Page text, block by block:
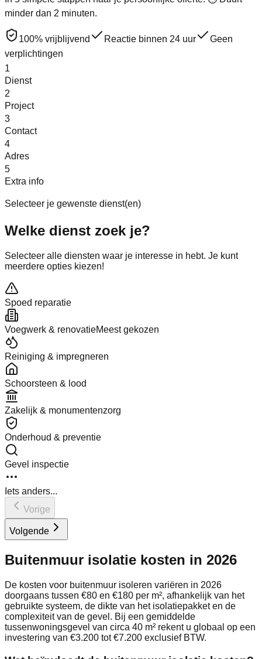
minder dan 2 minuten.
100% vrijblijvend Reactie binnen 24 uur
Geen
verplichtingen
1
Dienst
2
Project
3
Contact
4
Adres
5
Extra info
Selecteer je gewenste dienst(en)
Welke dienst zoek je?
Selecteer alle diensten waar je interesse in hebt. Je kunt
meerdere opties kiezen!
Spoed reparatie
Voegwerk & renovatieMeest gekozen
Reiniging & impregneren
Schoorsteen & lood
Zakelijk & monumentenzorg
Onderhoud & preventie
Gevel inspectie
Iets anders...
Vorige
Volgende
Buitenmuur isolatie kosten in 2026
De kosten voor buitenmuur isoleren variëren in 2026
doorgaans tussen €80 en €180 per m², afhankelijk van het
gebruikte systeem, de dikte van het isolatiepakket en de
complexiteit van de gevel. Bij een gemiddelde
tussenwoningsgevel van circa 40 m² rekent u globaal op een
investering van €3.200 tot €7.200 exclusief BTW.